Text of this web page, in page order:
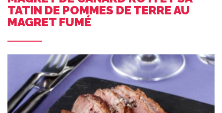
TATIN DE POMMES DE TERRE AU
MAGRET FUMÉ